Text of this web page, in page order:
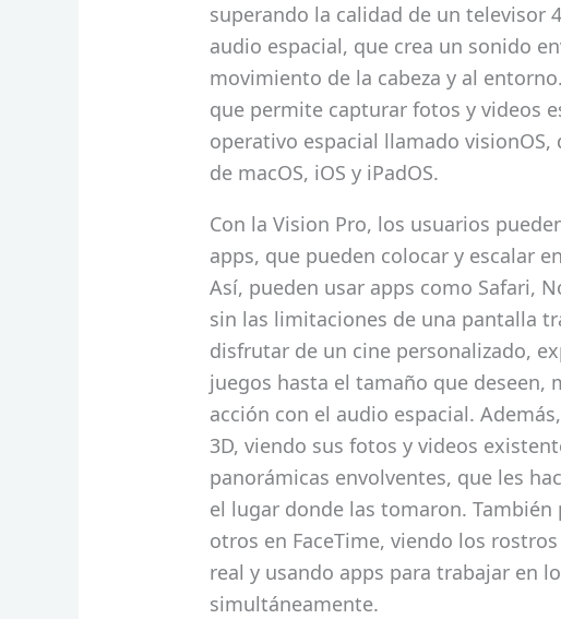
superando la calidad de un televisor
audio espacial, que crea un sonido
movimiento de la cabeza y al
que permite capturar fotos y videos
operativo espacial llamado
de macOS, iOS y iPadOS.
Con la Vision Pro, los usuarios
apps, que pueden colocar y escalar
Así, pueden usar apps como Safari,
sin las limitaciones de una pantalla
disfrutar de un cine personalizado,
juegos hasta el tamaño que deseen,
acción con el audio espacial.
3D, viendo sus fotos y videos
panorámicas envolventes, que les
el lugar donde las tomaron.
otros en FaceTime, viendo los
real y usando apps para trabajar en
simultáneamente.